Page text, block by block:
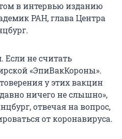
в интервью изданию
РАН, глава Центра
Если не считать
«ЭпиВакКороны».
у этих вакцин
ничего не слышно»,
отвечая на вопрос,
от коронавируса.